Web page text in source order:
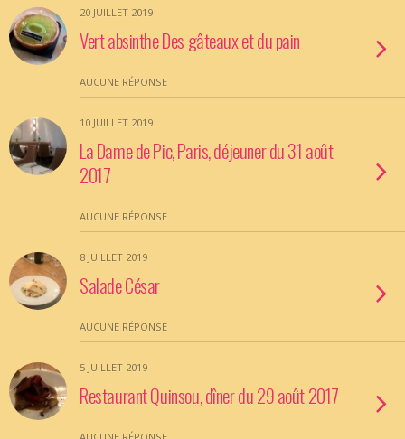
20 JUILLET 2019
Vert absinthe Des gâteaux et du pain
AUCUNE RÉPONSE
10 JUILLET 2019
La Dame de Pic, Paris, déjeuner du 31 août
2017
AUCUNE RÉPONSE
8 JUILLET 2019
Salade César
AUCUNE RÉPONSE
5 JUILLET 2019
Restaurant Quinsou, dîner du 29 août 2017